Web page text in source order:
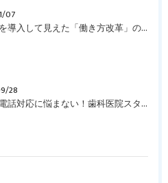
07
電話代行を導入して見えた「働き方改革」の第一歩
28
昼休みも電話対応に悩まない！歯科医院スタッフを守る「電話代行サービス」